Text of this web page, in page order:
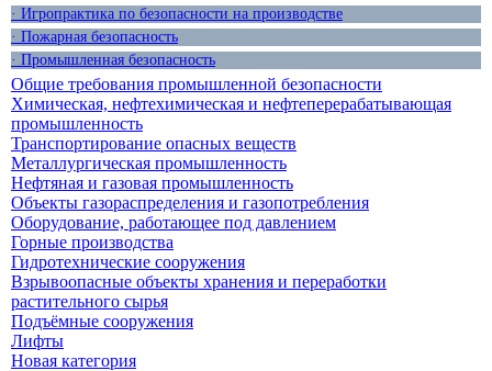
· Игропрактика по безопасности на производстве
· Пожарная безопасность
· Промышленная безопасность
Общие требования промышленной безопасности
Химическая, нефтехимическая и нефтеперерабатывающая
промышленность
Транспортирование опасных веществ
Металлургическая промышленность
Нефтяная и газовая промышленность
Объекты газораспределения и газопотребления
Оборудование, работающее под давлением
Горные производства
Гидротехнические сооружения
Взрывоопасные объекты хранения и переработки
растительного сырья
Подъёмные сооружения
Лифты
Новая категория